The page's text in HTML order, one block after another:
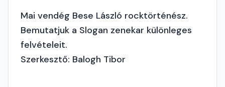
Mai vendég Bese László rocktörténész.
Bemutatjuk a Slogan zenekar különleges
felvételeit.
Szerkesztő: Balogh Tibor